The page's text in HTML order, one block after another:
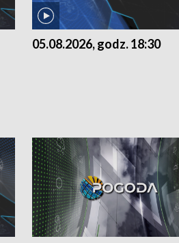
05.08.2026, godz. 18:30